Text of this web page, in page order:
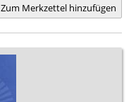
Zum Merkzettel hinzufügen